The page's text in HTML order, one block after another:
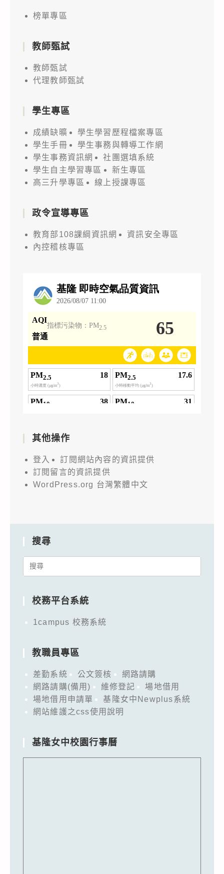
榜單專區
教師甄試
教師甄試
代理教師甄試
學生專區
成績缺曠
學生學習歷程檔案專區
學生手冊
學生事務與轉導工作網
學生事務資訊網
社團選填系統
學生自主學習專區
新生專區
高三升學專區
線上授課專區
政令宣導專區
教育部108課綱資訊網
資訊安全專區
內控稽核專區
其他操作
登入
訂閱網站內容的資訊提供
訂閱留言的資訊提供
WordPress.org 台灣繁體中文
搜尋
Search
校務平台系統
1campus 校務系統
教職員專區
差勤系統 公文簽核
網路請購
網路請購(備用)
維修登記
場地借用
場地借用申請單
基隆女中Newplus系統
網站維護之css使用說明
基隆女中校園行事曆